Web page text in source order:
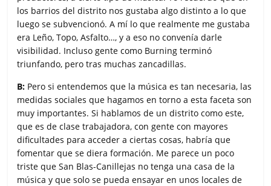
los barrios del distrito nos gustaba algo distinto a lo que
luego se subvencionó. A mí lo que realmente me gustaba
era Leño, Topo, Asfalto…, y a eso no convenía darle
visibilidad. Incluso gente como Burning terminó
triunfando, pero tras muchas zancadillas.
B: Pero si entendemos que la música es tan necesaria, las
medidas sociales que hagamos en torno a esta faceta son
muy importantes. Si hablamos de un distrito como este,
que es de clase trabajadora, con gente con mayores
dificultades para acceder a ciertas cosas, habría que
fomentar que se diera formación. Me parece un poco
triste que San Blas-Canillejas no tenga una casa de la
música y que solo se pueda ensayar en unos locales de